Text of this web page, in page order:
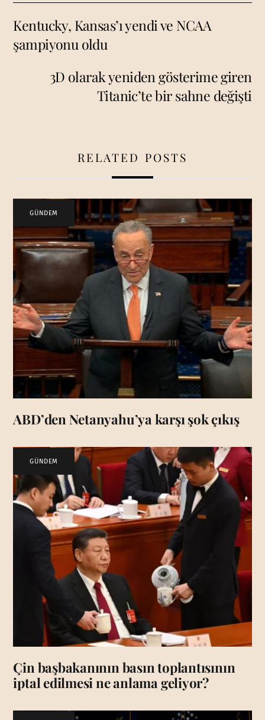
Kentucky, Kansas’ı yendi ve NCAA
şampiyonu oldu
3D olarak yeniden gösterime giren
Titanic’te bir sahne değişti
RELATED POSTS
GÜNDEM
ABD’den Netanyahu’ya karşı şok çıkış
GÜNDEM
Çin başbakanının basın toplantısının
iptal edilmesi ne anlama geliyor?